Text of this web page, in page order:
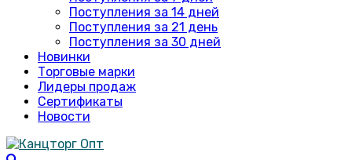
Поступления за 14 дней
Поступления за 21 день
Поступления за 30 дней
Новинки
Торговые марки
Лидеры продаж
Сертификаты
Новости